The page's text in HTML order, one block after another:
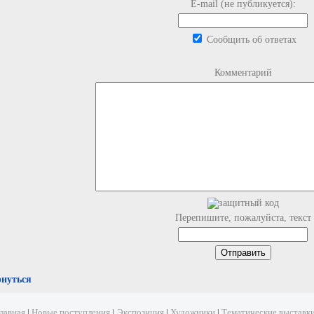
E-mail (не публикуется):
Сообщить об ответах
Комментарий
Перепишите, пожалуйста, текст